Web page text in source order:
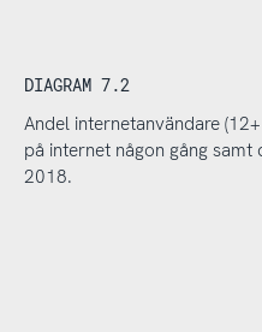
DIAGRAM 7.2
Andel internetanvändare
på internet någon gång
2018.